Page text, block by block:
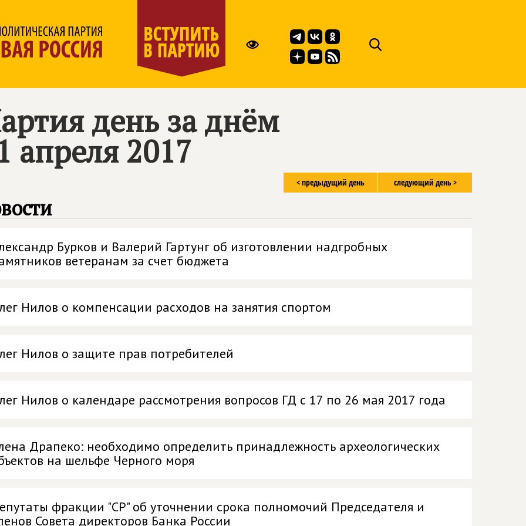
день за днём
апреля 2017
следующий день >
< предыдущий день
Бурков и Валерий Гартунг об изготовлении надгробных
ветеранам за счет бюджета
Нилов о компенсации расходов на занятия спортом
Нилов о защите прав потребителей
Нилов о календаре рассмотрения вопросов ГД с 17 по 26 мая 2017 года
Драпеко: необходимо определить принадлежность археологических
на шельфе Черного моря
фракции "СР" об уточнении срока полномочий Председателя и
Совета директоров Банка России